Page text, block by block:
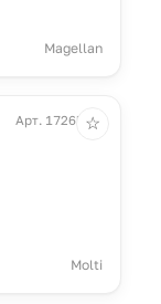
Magellan
Арт. 17265.40
Molti
☆